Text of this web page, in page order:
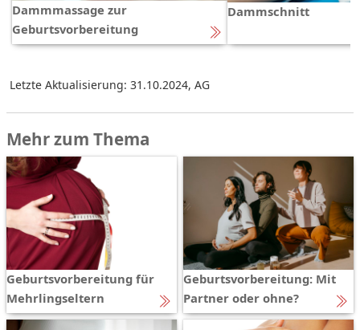
Dammmassage zur
Geburtsvorbereitung
Dammschnitt
Letzte Aktualisierung: 31.10.2024, AG
Mehr zum Thema
Geburtsvorbereitung für
Mehrlingseltern
Geburtsvorbereitung: Mit
Partner oder ohne?